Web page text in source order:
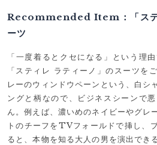
Recommended Item：「ステ
ーツ
「一度着るとクセになる」という理
「スティレ ラティーノ」のスーツを
レーのウィンドウペーンという、白シ
ングと柄なので、ビジネスシーンで
ん。例えば、濃いめのネイビーやグレ
トのチーフをTVフォールドで挿し、
ると、本物を知る大人の男を演出でき